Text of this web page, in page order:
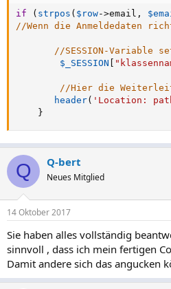
if ( strpos ( $row->email ,
//Wenn die
//SESSION-Variable
$_SESSION
//Hier die
header( 'Location:
}
Q Q-bert
Neues Mitglied
14 Oktober 2017
Sie haben alles vollständig
sinnvoll , dass ich mein fertigen
Damit andere sich das angucken